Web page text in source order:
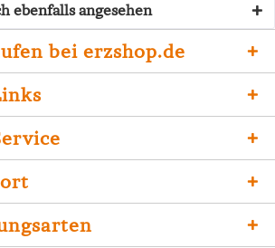
ebenfalls angesehen
bei erzshop.de